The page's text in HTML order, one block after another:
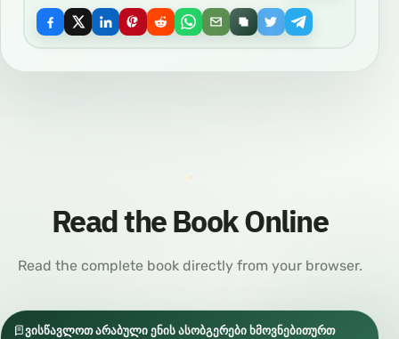
Read the Book Online
Read the complete book directly from your browser.
ვისწავლოთ არაბული ენის ასობგერები ხმოვნებითურთ